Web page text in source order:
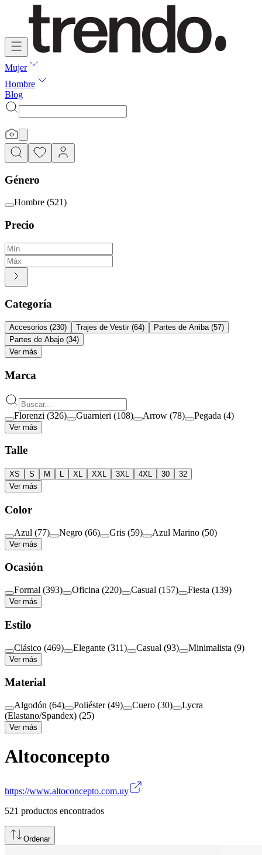
Mujer
Hombre
Blog
Género
Hombre (521)
Precio
Categoría
Accesorios (230) Trajes de Vestir (64) Partes de Arriba (57)
Partes de Abajo (34)
Ver más
Marca
Florenzi (326) Guarnieri (108) Arrow (78) Pegada (4)
Ver más
Talle
XS S M L XL XXL 3XL 4XL 30
32
Ver más
Color
Azul (77) Negro (66) Gris (59) Azul Marino (50)
Ver más
Ocasión
Formal (393) Oficina (220) Casual (157) Fiesta (139)
Ver más
Estilo
Clásico (469) Elegante (311) Casual (93) Minimalista (9)
Ver más
Material
Algodón (64) Poliéster (49) Cuero (30)
Lycra
(Elastano/Spandex) (25)
Ver más
Altoconcepto
https://www.altoconcepto.com.uy
521 productos encontrados
Ordenar